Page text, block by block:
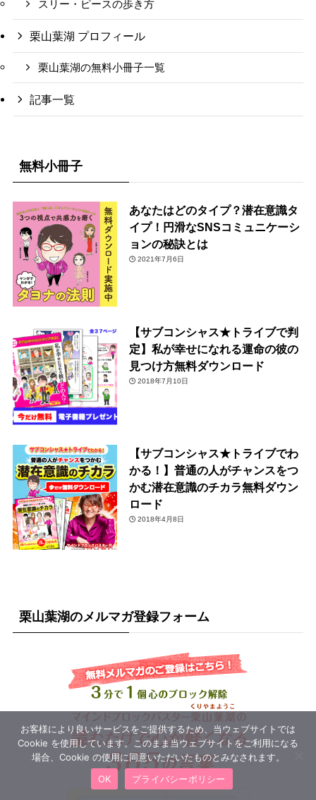
スリー・ピースの歩き方
栗山葉湖 プロフィール
栗山葉湖の無料小冊子一覧
記事一覧
無料小冊子
あなたはどのタイプ？潜在意識タ
イプ！円滑なSNSコミュニケーシ
ョンの秘訣とは
2021年7月6日
【サブコンシャス★トライブで判
定】私が幸せになれる運命の彼の
見つけ方無料ダウンロード
2018年7月10日
【サブコンシャス★トライブでわ
かる！】普通の人がチャンスをつ
かむ潜在意識のチカラ無料ダウン
ロード
2018年4月8日
栗山葉湖のメルマガ登録フォーム
お客様により良いサービスをご提供するため、当ウェブサイトでは
Cookie を使用しています。このまま当ウェブサイトをご利用になる
場合、Cookie の使用に同意いただいたものとみなされます。
OK
プライバシーポリシー